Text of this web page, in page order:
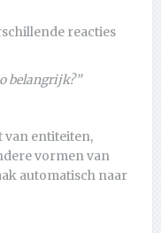
reacties
belangrijk?”
van entiteiten,
vormen van
automatisch naar